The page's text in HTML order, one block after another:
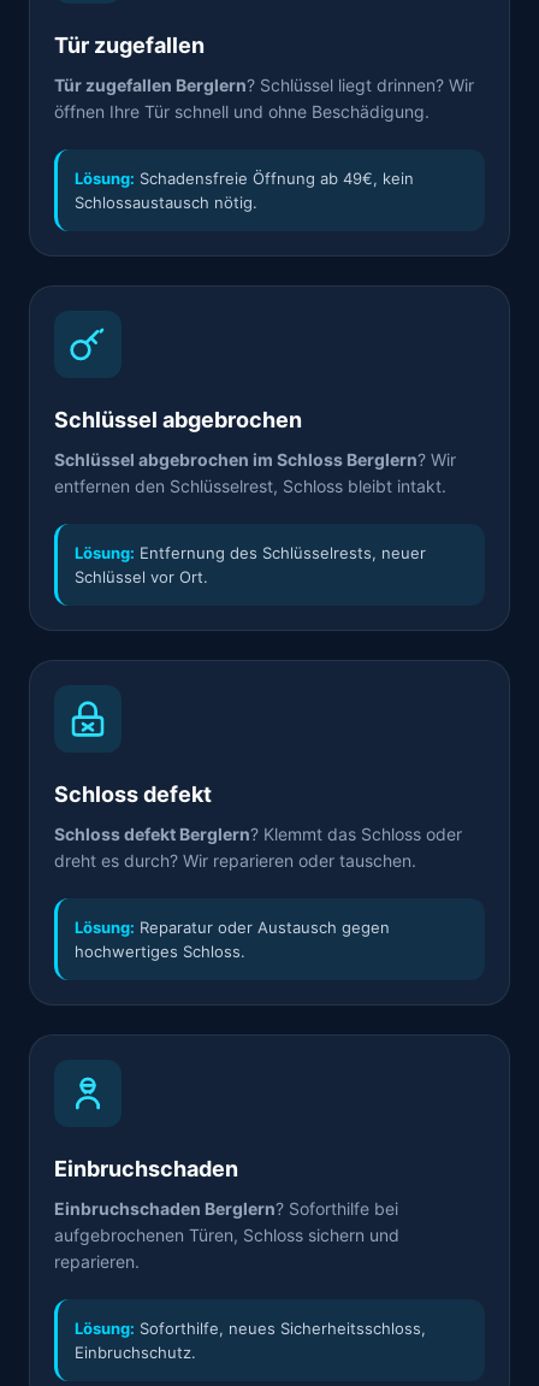
Tür zugefallen
Tür zugefallen Berglern? Schlüssel liegt drinnen? Wir
öffnen Ihre Tür schnell und ohne Beschädigung.
Lösung: Schadensfreie Öffnung ab 49€, kein
Schlossaustausch nötig.
Schlüssel abgebrochen
Schlüssel abgebrochen im Schloss Berglern? Wir
entfernen den Schlüsselrest, Schloss bleibt intakt.
Lösung: Entfernung des Schlüsselrests, neuer
Schlüssel vor Ort.
Schloss defekt
Schloss defekt Berglern? Klemmt das Schloss oder
dreht es durch? Wir reparieren oder tauschen.
Lösung: Reparatur oder Austausch gegen
hochwertiges Schloss.
Einbruchschaden
Einbruchschaden Berglern? Soforthilfe bei
aufgebrochenen Türen, Schloss sichern und
reparieren.
Lösung: Soforthilfe, neues Sicherheitsschloss,
Einbruchschutz.